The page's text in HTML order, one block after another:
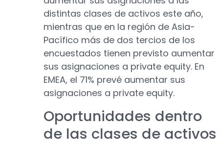
distintas clases de activos este año,
mientras que en la región de Asia-
Pacífico más de dos tercios de los
encuestados tienen previsto aumentar
sus asignaciones a private equity. En
EMEA, el 71% prevé aumentar sus
asignaciones a private equity.
Oportunidades dentro
de las clases de activos